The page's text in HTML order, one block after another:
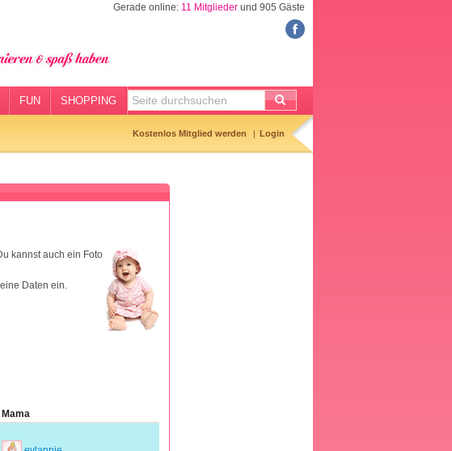
Gerade online: 11 Mitglieder und 905 Gäste
FUN SHOPPING
Kostenlos Mitglied werden Login
kannst auch ein Foto
Daten ein.
Mama